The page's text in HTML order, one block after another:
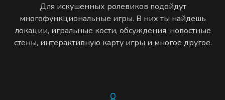
Для искушенных ролевиков подойдут
многофункциональные игры. В них ты найдешь
локации, игральные кости, обсуждения, новостные
стены, интерактивную карту игры и многое другое.